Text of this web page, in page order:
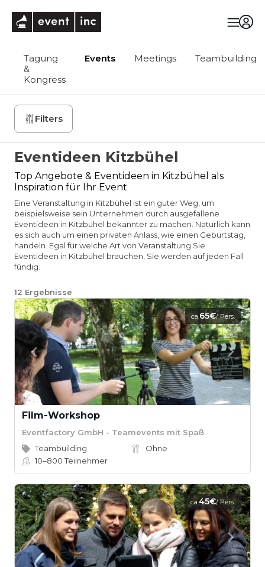
Tagung
&
Kongress
Events Meetings Teambuilding
Filters
Eventideen Kitzbühel
Top Angebote & Eventideen in Kitzbühel als
Inspiration für Ihr Event
Eine Veranstaltung in Kitzbühel ist ein guter Weg, um
beispielsweise sein Unternehmen durch ausgefallene
Eventideen in Kitzbühel bekannter zu machen. Natürlich kann
es sich auch um einen privaten Anlass, wie einen Geburtstag,
handeln. Egal für welche Art von Veranstaltung Sie
Eventideen in Kitzbühel brauchen, Sie werden auf jeden Fall
fündig.
12 Ergebnisse
ca.65€/ Pers.
Film-Workshop
Eventfactory GmbH - Teamevents mit Spaß
Teambuilding
Ohne
10–800Teilnehmer
ca.45€/ Pers.